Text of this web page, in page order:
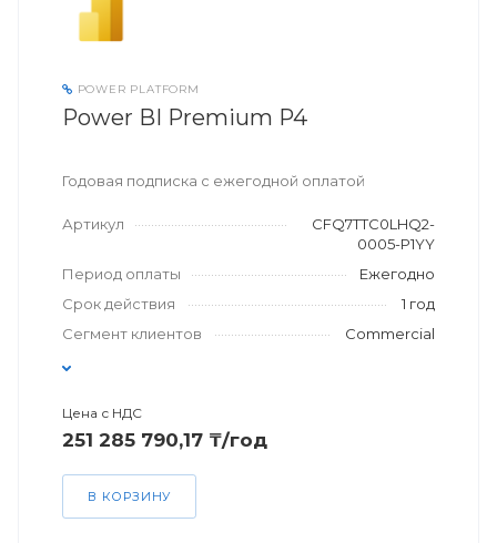
POWER PLATFORM
Power BI Premium P4
Годовая подписка с ежегодной оплатой
Артикул
CFQ7TTC0LHQ2-
0005-P1YY
Период оплаты
Ежегодно
Срок действия
1 год
Сегмент клиентов
Commercial
Цена с НДС
251 285 790,17 ₸/год
В КОРЗИНУ